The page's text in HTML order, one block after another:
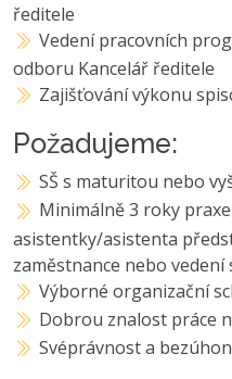
ředitele
Vedení pracovních
odboru Kancelář ředitele
Zajišťování výkonu
Požadujeme:
SŠ s maturitou nebo
Minimálně 3 roky
asistentky/asistenta
zaměstnance nebo
Výborné organizační
Dobrou znalost práce
Svéprávnost a